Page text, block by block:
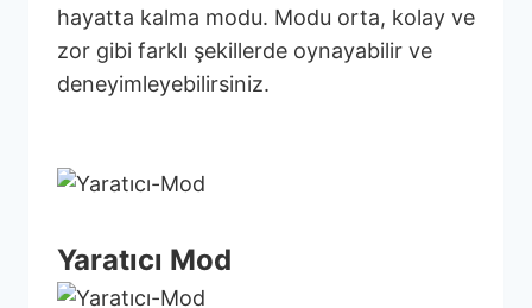
hayatta kalma modu. Modu orta, kolay ve
zor gibi farklı şekillerde oynayabilir ve
deneyimleyebilirsiniz.
Yaratıcı Mod